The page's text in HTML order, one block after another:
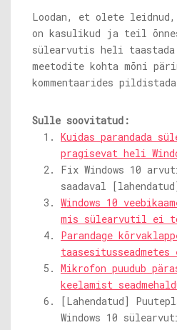
Loodan, et olete leidnud,
on kasulikud ja teil
sülearvutis heli
meetodite kohta mõni
kommentaarides
Sulle soovitatud:
Kuidas parandada
pragisevat heli
Fix Windows 10
saadaval
Windows 10
mis sülearvutil ei
Parandage
Mikrofon puudub
keelamist
[Lahendatud]
Windows 10